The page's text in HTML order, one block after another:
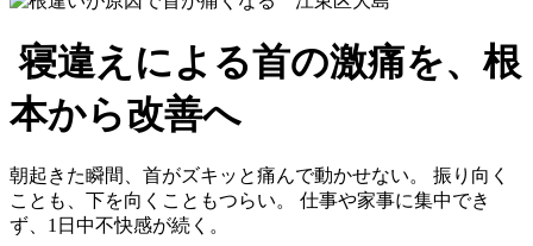
寝違えによる首の激痛を、根
本から改善へ
朝起きた瞬間、首がズキッと痛んで動かせない。 振り向く
ことも、下を向くこともつらい。 仕事や家事に集中でき
ず、1日中不快感が続く。